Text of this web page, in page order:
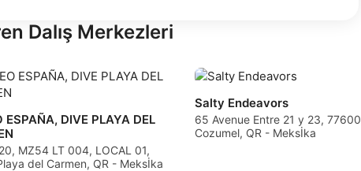
Dalış Merkezleri
ESPAÑA, DIVE PLAYA DEL
MZ54 LT 004, LOCAL 01,
del Carmen, QR - Meksİka
Salty Endeavors
65 Avenue Entre 21 y 23, 77600
Cozumel, QR - Meksİka